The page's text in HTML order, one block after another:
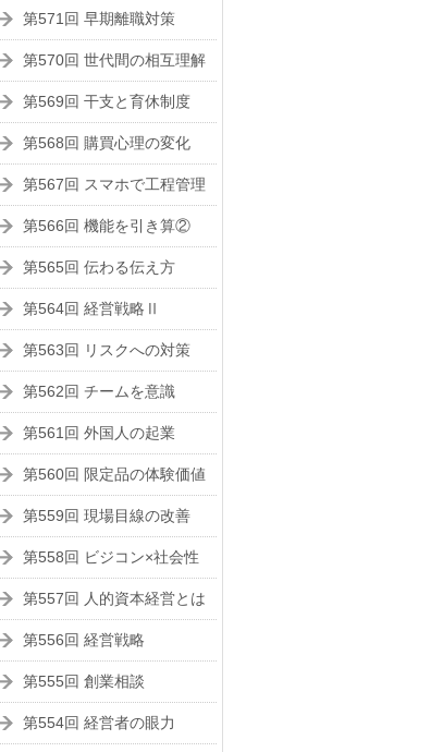
第571回 早期離職対策
第570回 世代間の相互理解
第569回 干支と育休制度
第568回 購買心理の変化
第567回 スマホで工程管理
第566回 機能を引き算②
第565回 伝わる伝え方
第564回 経営戦略Ⅱ
第563回 リスクへの対策
第562回 チームを意識
第561回 外国人の起業
第560回 限定品の体験価値
第559回 現場目線の改善
第558回 ビジコン×社会性
第557回 人的資本経営とは
第556回 経営戦略
第555回 創業相談
第554回 経営者の眼力